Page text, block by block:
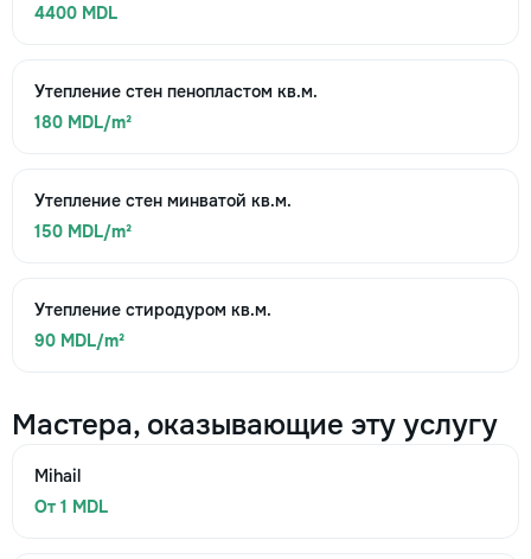
4400 MDL
Утепление стен пенопластом кв.м.
180 MDL/m²
Утепление стен минватой кв.м.
150 MDL/m²
Утепление стиродуром кв.м.
90 MDL/m²
Мастера, оказывающие эту услугу
Mihail
От 1 MDL